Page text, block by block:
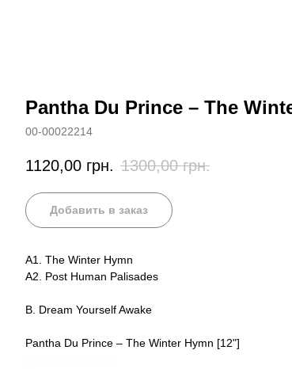
Pantha Du Prince – The
00-00022214
1120,00 грн. 1300,00 грн.
Добавить в заказ
A1. The Winter Hymn
A2. Post Human Palisades
B. Dream Yourself Awake
Pantha Du Prince – The Winter Hymn [12"]